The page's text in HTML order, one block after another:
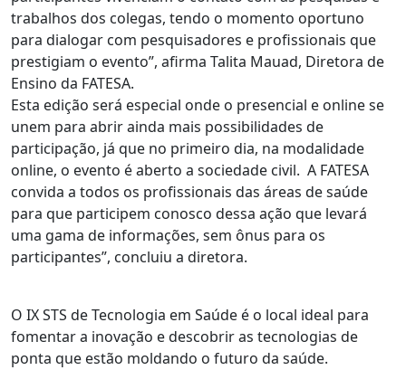
trabalhos dos colegas, tendo o momento oportuno
para dialogar com pesquisadores e profissionais que
prestigiam o evento”, afirma Talita Mauad, Diretora de
Ensino da FATESA.
Esta edição será especial onde o presencial e online se
unem para abrir ainda mais possibilidades de
participação, já que no primeiro dia, na modalidade
online, o evento é aberto a sociedade civil. A FATESA
convida a todos os profissionais das áreas de saúde
para que participem conosco dessa ação que levará
uma gama de informações, sem ônus para os
participantes”, concluiu a diretora.
O IX STS de Tecnologia em Saúde é o local ideal para
fomentar a inovação e descobrir as tecnologias de
ponta que estão moldando o futuro da saúde.